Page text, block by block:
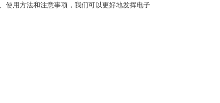
用方法和注意事项，我们可以更好地发挥电子